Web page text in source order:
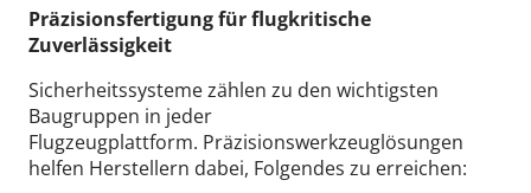
Präzisionsfertigung für flugkritische
Zuverlässigkeit
Sicherheitssysteme zählen zu den wichtigsten
Baugruppen in jeder
Flugzeugplattform. Präzisionswerkzeuglösungen
helfen Herstellern dabei, Folgendes zu erreichen: